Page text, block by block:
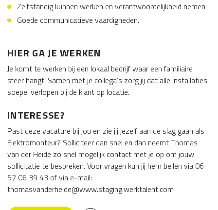
Zelfstandig kunnen werken en verantwoordelijkheid nemen.
Goede communicatieve vaardigheden.
HIER GA JE WERKEN
Je komt te werken bij een lokaal bedrijf waar een familiaire
sfeer hangt. Samen met je collega’s zorg jij dat alle installaties
soepel verlopen bij de klant op locatie.
INTERESSE?
Past deze vacature bij jou en zie jij jezelf aan de slag gaan als
Elektromonteur? Solliciteer dan snel en dan neemt Thomas
van der Heide zo snel mogelijk contact met je op om jouw
sollicitatie te bespreken. Voor vragen kun jij hem bellen via 06
57 06 39 43 of via e-mail:
thomasvanderheide@www.staging.werktalent.com